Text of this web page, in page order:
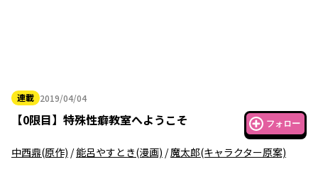
連載 2019/04/04
2019年04月04日
【0限目】 特殊性癖教室へようこそ フォロー
中西鼎(原作) /能呂やすとき(漫画) /魔太郎(キャラクター原案)